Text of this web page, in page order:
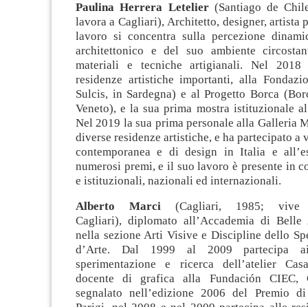
Paulina Herrera Letelier(Santiago de
lavora a Cagliari), Architetto, designer, artista
lavoro si concentra sulla percezione
architettonico e del suo ambiente
materiali e tecniche artigianali. Nel
residenze artistiche importanti, alla
Sulcis, in Sardegna) e al Progetto Borca
Veneto), e la sua prima mostra istituzionale
Nel 2019 la sua prima personale alla Galleria
diverse residenze artistiche, e ha partecipato a
contemporanea e di design in Italia e
numerosi premi, e il suo lavoro è presente in
e istituzionali, nazionali ed internazionali.
Alberto Marci (Cagliari, 1985;
Cagliari), diplomato all’Accademia di
nella sezione Arti Visive e Discipline dello
d’Arte. Dal 1999 al 2009 partecipa
sperimentazione e ricerca dell’atelier
docente di grafica alla Fundación CIEC,
segnalato nell’edizione 2006 del Premio